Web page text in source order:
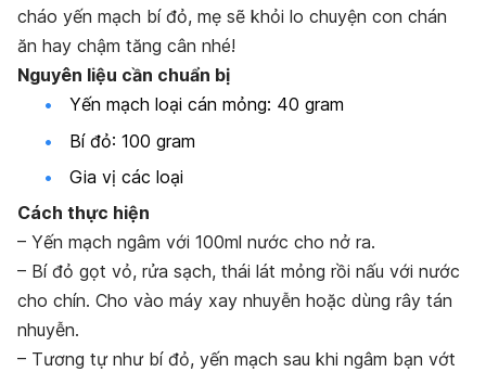
cháo yến mạch bí đỏ, mẹ sẽ khỏi lo chuyện con chán
ăn hay chậm tăng cân nhé!
Nguyên liệu cần chuẩn bị
Yến mạch loại cán mỏng: 40 gram
Bí đỏ: 100 gram
Gia vị các loại
Cách thực hiện
– Yến mạch ngâm với 100ml nước cho nở ra.
– Bí đỏ gọt vỏ, rửa sạch, thái lát mỏng rồi nấu với nước
cho chín. Cho vào máy xay nhuyễn hoặc dùng rây tán
nhuyễn.
– Tương tự như bí đỏ, yến mạch sau khi ngâm bạn vớt